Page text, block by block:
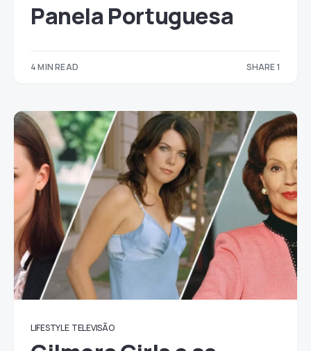
Panela Portuguesa
4 MIN READ SHARE 1
LIFESTYLE TELEVISÃO